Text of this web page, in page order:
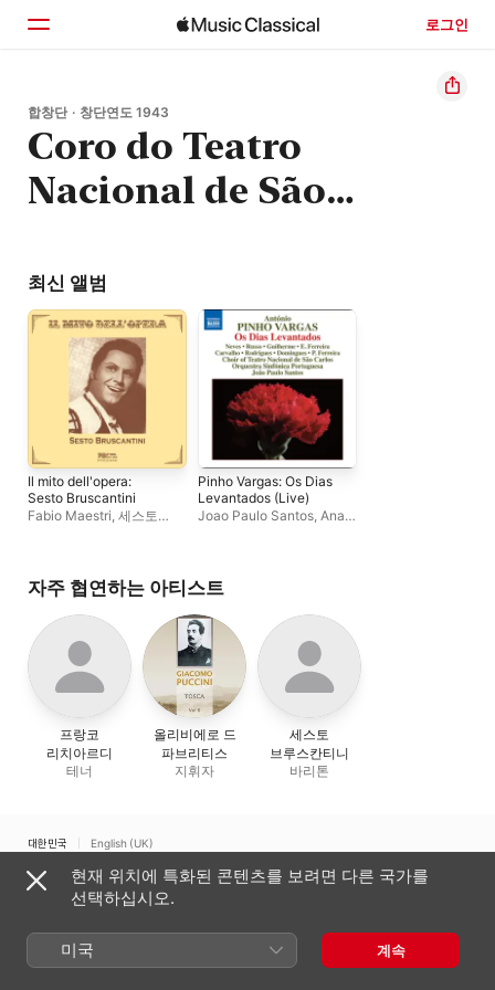
로그인
홈
둘러보기
검색
합창단 · 창단연도 1943
Coro do Teatro
Nacional de São
최신 앨범
Il mito dell'opera:
Sesto Bruscantini
Fabio Maestri, 세스토
Pinho Vargas: Os Dias
Levantados (Live)
Joao Paulo Santos, Ana
자주 협연하는 아티스트
프랑코
리치아르디
테너
올리비에로 드
파브리티스
지휘자
세스토
브루스칸티니
바리톤
대한민국 English (UK)
Copyright © 2026 Apple Inc. 모든 권리 보유.
인터넷 서비스 약관
Apple Music 및 개인정보 보호
현재 위치에 특화된 콘텐츠를 보려면 다른 국가를
선택하십시오.
미국 계속